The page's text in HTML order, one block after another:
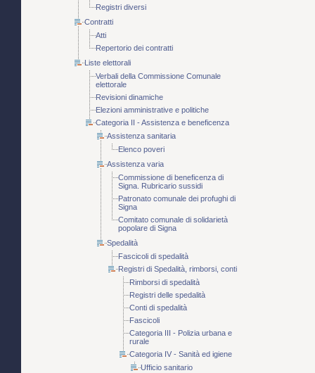
Registri diversi
Contratti
Atti
Repertorio dei contratti
Liste elettorali
Verbali della Commissione Comunale
elettorale
Revisioni dinamiche
Elezioni amministrative e politiche
Categoria II - Assistenza e beneficenza
Assistenza sanitaria
Elenco poveri
Assistenza varia
Commissione di beneficenza di
Signa. Rubricario sussidi
Patronato comunale dei profughi di
Signa
Comitato comunale di solidarietà
popolare di Signa
Spedalità
Fascicoli di spedalità
Registri di Spedalità, rimborsi, conti
Rimborsi di spedalità
Registri delle spedalità
Conti di spedalità
Fascicoli
Categoria III - Polizia urbana e
rurale
Categoria IV - Sanità ed igiene
Ufficio sanitario